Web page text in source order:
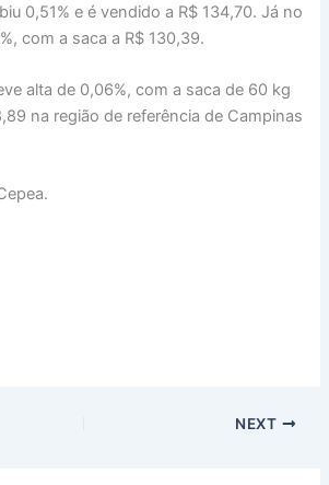
0,51% e é vendido a R$ 134,70. Já no
com a saca a R$ 130,39.
alta de 0,06%, com a saca de 60 kg
na região de referência de Campinas
NEXT